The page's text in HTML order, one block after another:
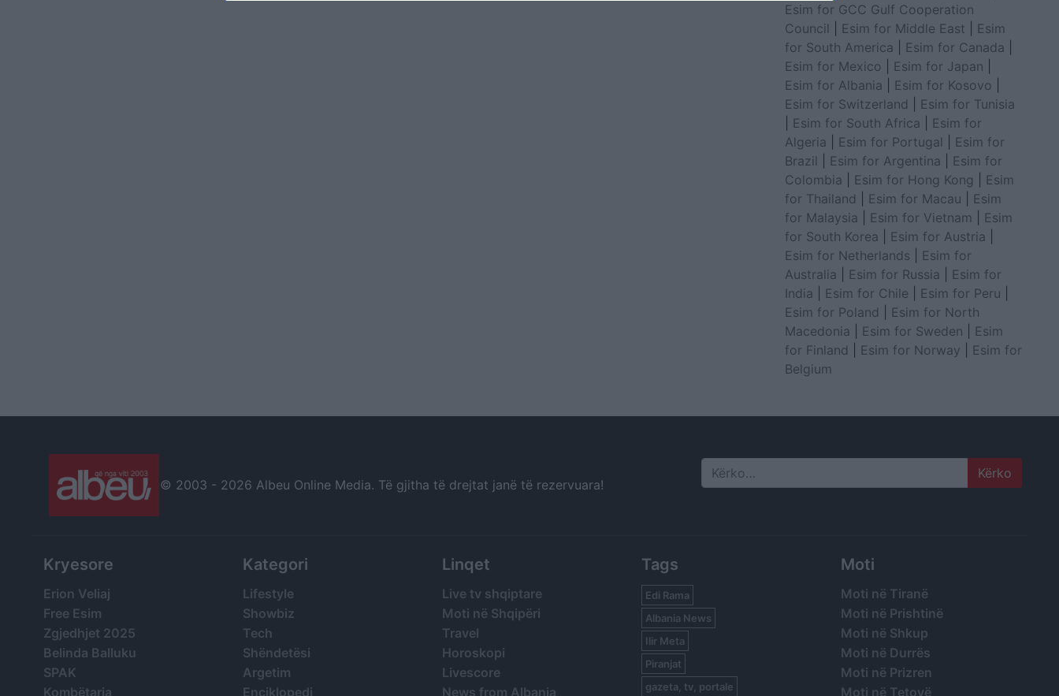
Esim for GCC Gulf Cooperation
Council
Esim for Middle East
Esim
for South America
Esim for Canada
Esim for Mexico
Esim for Japan
Esim for Albania
Esim for Kosovo
Esim for Switzerland
Esim for Tunisia
Esim for South Africa
Esim for
Algeria
Esim for Portugal
Esim for
Brazil
Esim for Argentina
Esim for
Colombia
Esim for Hong Kong
Esim
for Thailand
Esim for Macau
Esim
for Malaysia
Esim for Vietnam
Esim
for South Korea
Esim for Austria
Esim for Netherlands
Esim for
Australia
Esim for Russia
Esim for
India
Esim for Chile Esim for Peru
Esim for Poland
Esim for North
Macedonia
Esim for Sweden
Esim
for Finland
Esim for Norway
Esim for
Belgium
© 2003 - 2026 Albeu Online Media. Të gjitha të drejtat janë të rezervuara! Search
Kryesore
Erion Veliaj
Free Esim
Zgjedhjet 2025
Belinda Balluku
SPAK
Kombëtarja
Kategori
Lifestyle
Showbiz
Tech
Shëndetësi
Argetim
Enciklopedi
Linqet
Live tv shqiptare
Moti në Shqipëri
Travel
Horoskopi
Livescore
News from Albania
Tags
Edi Rama
Albania News
Ilir Meta
Piranjat
gazeta, tv, portale
Moti
Moti në Tiranë
Moti në Prishtinë
Moti në Shkup
Moti në Durrës
Moti në Prizren
Moti në Tetovë